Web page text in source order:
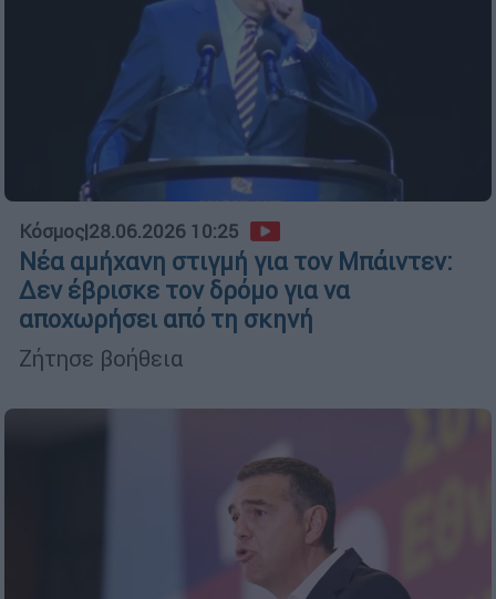
Κόσμος|28.06.2026 10:25
Νέα αμήχανη στιγμή για τον Μπάιντεν:
Δεν έβρισκε τον δρόμο για να
αποχωρήσει από τη σκηνή
Ζήτησε βοήθεια